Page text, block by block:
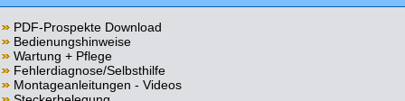
PDF-Prospekte Download
Bedienungshinweise
Wartung + Pflege
Fehlerdiagnose/Selbsthilfe
Montageanleitungen - Videos